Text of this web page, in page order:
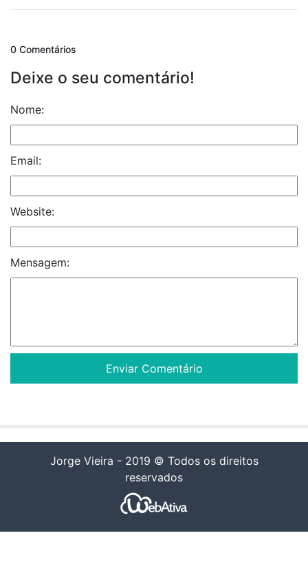
0 Comentários
Deixe o seu comentário!
Nome:
Email:
Website:
Mensagem:
Jorge Vieira - 2019 © Todos os direitos
reservados